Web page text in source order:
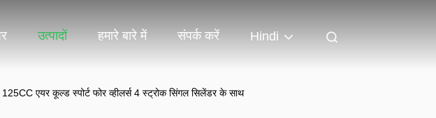
उत्पादों हमारे बारे में संपर्क करें Hindi
125CC एयर कूल्ड स्पोर्ट फोर व्हीलर्स 4 स्ट्रोक सिंगल सिलेंडर के साथ